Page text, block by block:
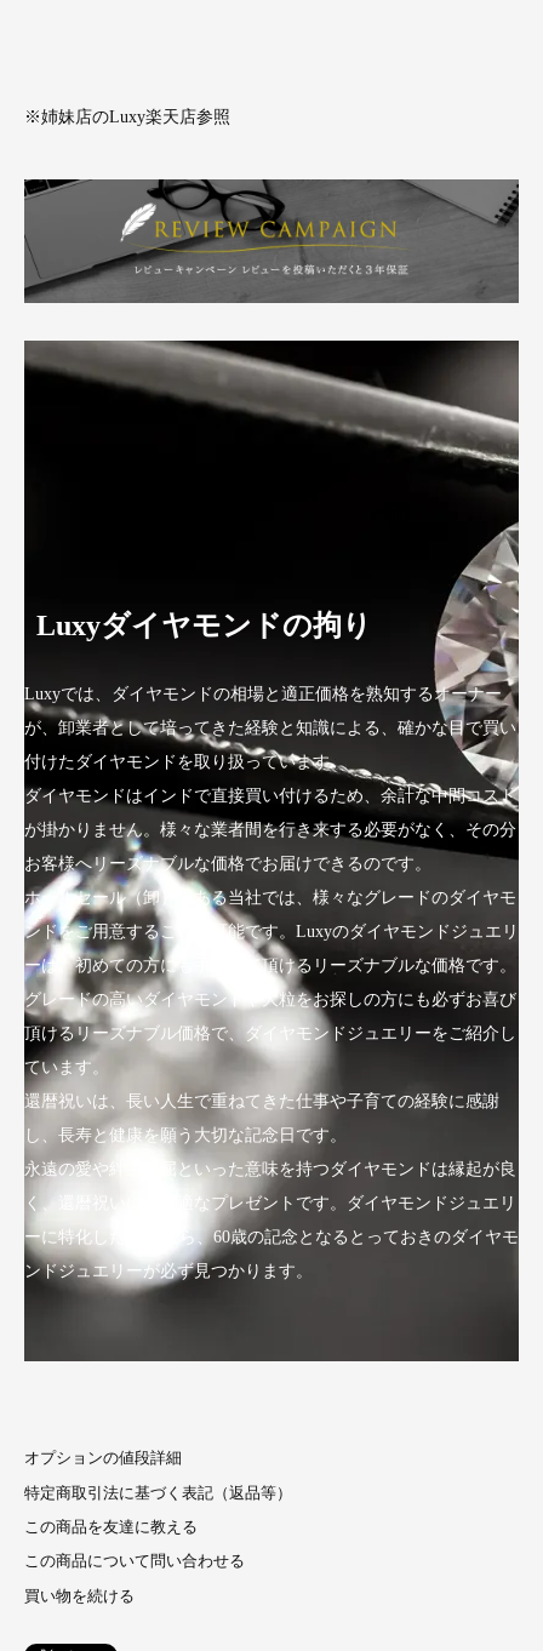
※姉妹店のLuxy楽天店参照
Luxyダイヤモンドの拘り
Luxyでは、ダイヤモンドの相場と適正価格を熟知するオーナー
が、卸業者として培ってきた経験と知識による、確かな目で買い
付けたダイヤモンドを取り扱っています。
ダイヤモンドはインドで直接買い付けるため、余計な中間コスト
が掛かりません。様々な業者間を行き来する必要がなく、その分
お客様へリーズナブルな価格でお届けできるのです。
ホールセール（卸）である当社では、様々なグレードのダイヤモ
ンドをご用意することが可能です。Luxyのダイヤモンドジュエリ
ーは、初めての方にも手にして頂けるリーズナブルな価格です。
グレードの高いダイヤモンドや大粒をお探しの方にも必ずお喜び
頂けるリーズナブル価格で、ダイヤモンドジュエリーをご紹介し
ています。
還暦祝いは、長い人生で重ねてきた仕事や子育ての経験に感謝
し、長寿と健康を願う大切な記念日です。
永遠の愛や絆、不屈といった意味を持つダイヤモンドは縁起が良
く、還暦祝いにも最適なプレゼントです。ダイヤモンドジュエリ
ーに特化したLuxyなら、60歳の記念となるとっておきのダイヤモ
ンドジュエリーが必ず見つかります。
オプションの値段詳細
特定商取引法に基づく表記（返品等）
この商品を友達に教える
この商品について問い合わせる
買い物を続ける